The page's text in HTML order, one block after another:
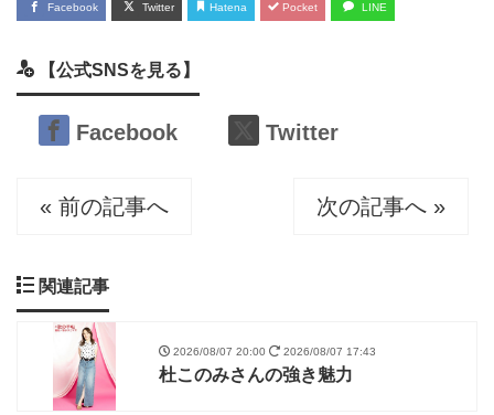
Facebook Twitter Hatena Pocket LINE
【公式SNSを見る】
Facebook Twitter
« 前の記事へ 次の記事へ »
関連記事
2026/08/07 20:00 2026/08/07 17:43
杜このみさんの強き魅力